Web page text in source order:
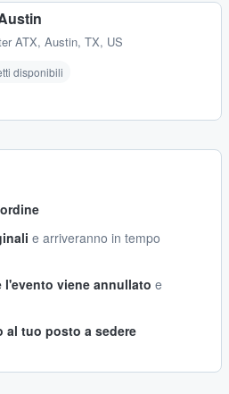
ATX, Austin, TX, US
disponibili
e arriveranno in tempo
l'evento viene annullato e
al tuo posto a sedere